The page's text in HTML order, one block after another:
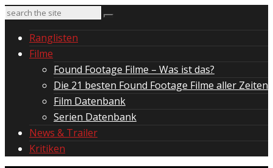
Ranglisten
Filme
Found Footage Filme – Was ist das?
Die 21 besten Found Footage Filme aller Zeiten
Film Datenbank
Serien Datenbank
News & Trailer
Kritiken